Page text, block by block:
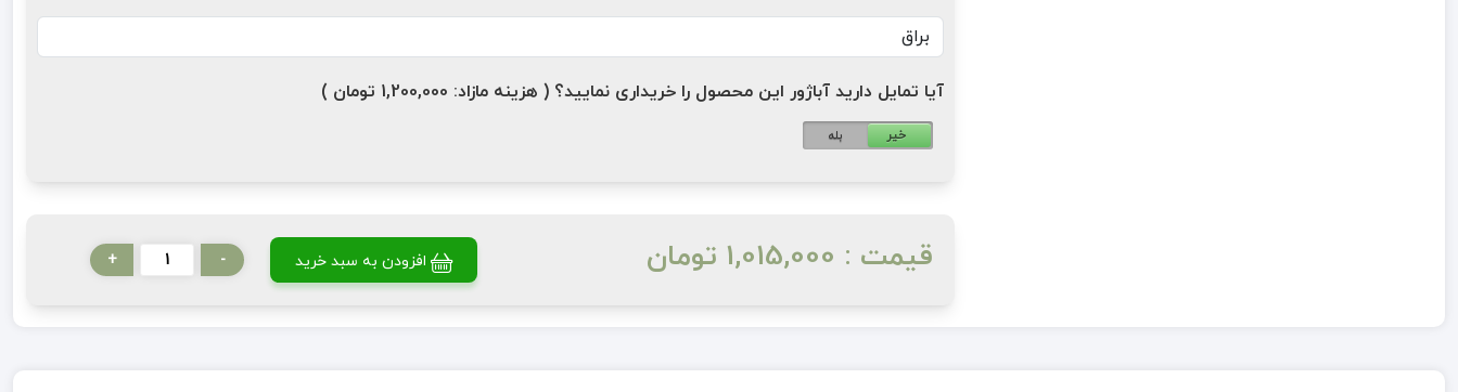
آیا تمایل دارید آباژور این محصول را خریداری نمایید؟ ( هزینه مازاد: 1,200,000 تومان )
بله خیر
قیمت : 1,015,000 تومان افزودن به سبد خرید -
+